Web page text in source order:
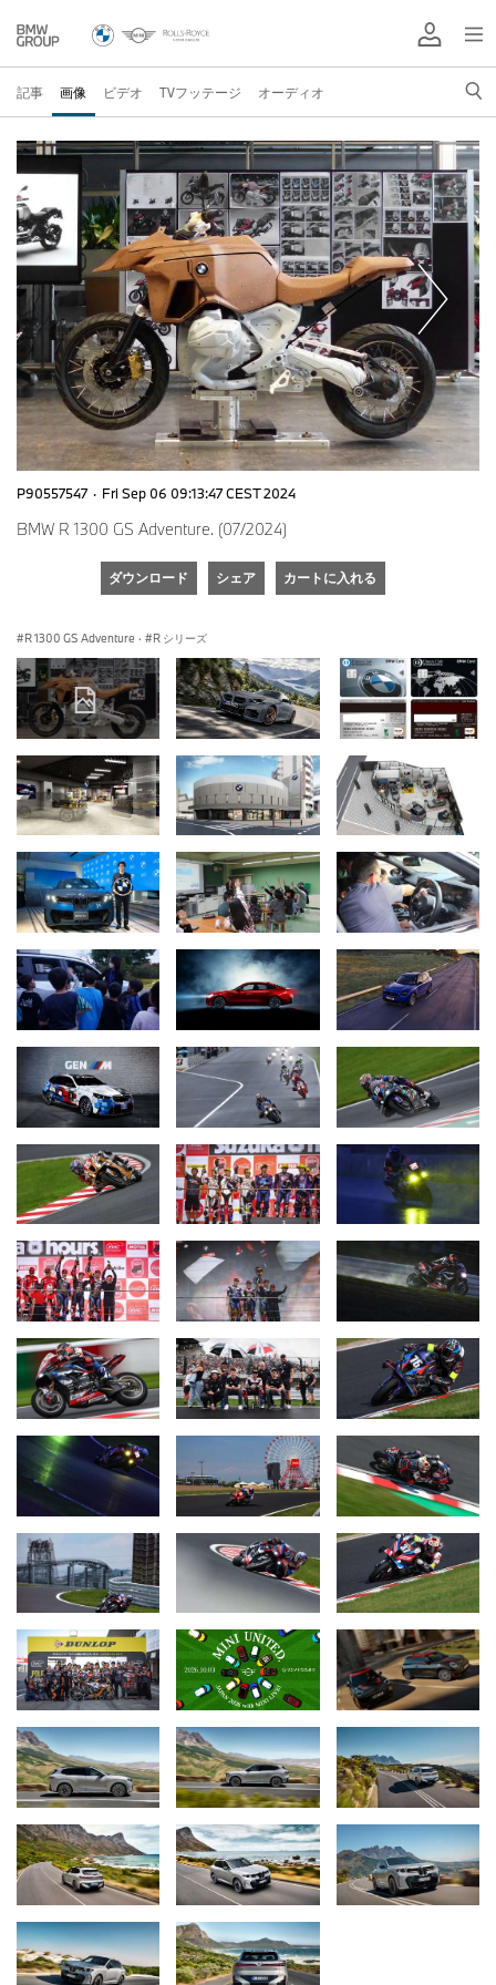
記事 画像 ビデオ TVフッテージ オーディオ
P90557547 · Fri Sep 06 09:13:47 CEST 2024
BMW R 1300 GS Adventure. (07/2024)
ダウンロード シェア カートに入れる
R 1300 GS Adventure · R シリーズ